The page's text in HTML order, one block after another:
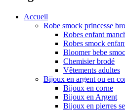
Accueil
Robe smock princesse
Robes enfant
Robes smock
Bloomer bebe
Chemisier brodé
Vêtements adultes
Bijoux en argent ou en
Bijoux en corne
Bijoux en Argent
Bijoux en pierres